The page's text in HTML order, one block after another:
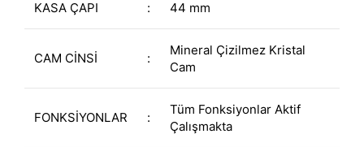
KASA ÇAPI : 44 mm
CAM CİNSİ :
Mineral Çizilmez Kristal
Cam
FONKSİYONLAR :
Tüm Fonksiyonlar Aktif
Çalışmakta